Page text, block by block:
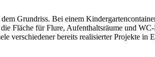
Grundriss. Bei einem
Fläche für Flure, Aufenthaltsräume und
verschiedener bereits realisierter Projekte in